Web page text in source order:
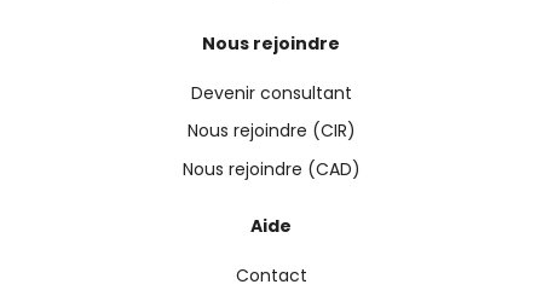
Nous rejoindre
Devenir consultant
Nous rejoindre (CIR)
Nous rejoindre (CAD)
Aide
Contact